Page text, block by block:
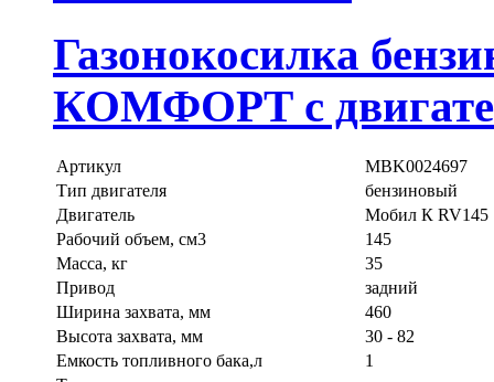
Газонокосилка
КОМФОРТ с
Артикул
MBK0024697
Тип двигателя
бензиновый
Двигатель
Мобил К RV145
Рабочий объем, см3
145
Масса, кг
35
Привод
задний
Ширина захвата, мм
460
Высота захвата, мм
30 - 82
Емкость топливного бака,л
1